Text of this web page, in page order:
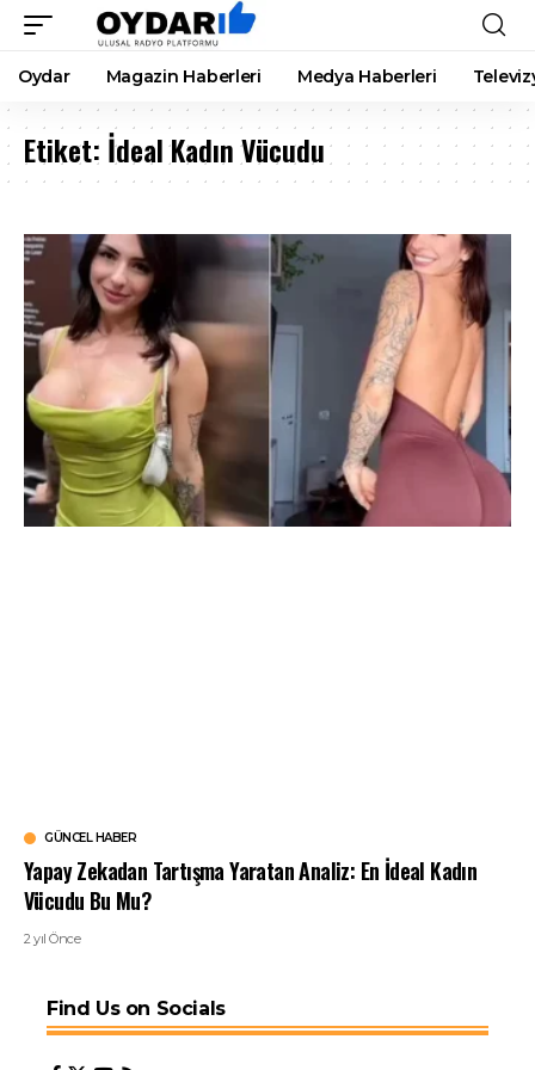
Oydar Magazin Haberleri Medya Haberleri
Etiket: İdeal Kadın Vücudu
GÜNCEL HABER
Yapay Zekadan Tartışma Yaratan Analiz: En İdeal Kadın
Vücudu Bu Mu?
2 yıl Önce
Find Us on Socials